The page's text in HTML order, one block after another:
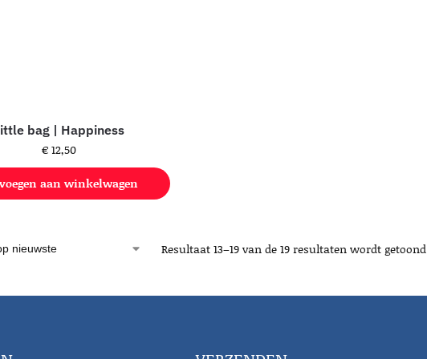
bag | Happiness
€12,50
aan winkelwagen
Resultaat 13–19 van de 19 resultaten wordt getoond